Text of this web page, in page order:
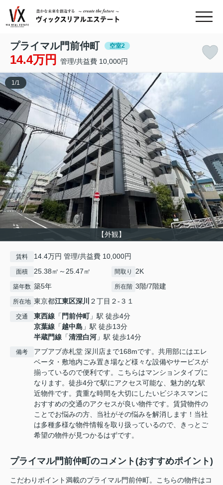
プライマル門前仲町 空室2
14.4万円 管理/共益費 10,000円
【外観】
1/1
賃料 14.4万円 管理/共益費 10,000円
面積 25.38㎡～25.47㎡ 間取り 2K
築年数 築5年 所在階 3階/7階建
所在地 東京都江東区深川 ２丁目２‐３１
交通 東西線 「 門前仲町」駅 徒歩4分
京葉線 「越中島 」駅 徒歩13分
半蔵門線 「清澄白河 」駅 徒歩14分
備考
アブアブ赤札堂 深川店まで168mです。共用部にはエレ
ベータ・敷地内ごみ置き場など様々な設備やサービスが
揃っているので便利です。こちらはマンションタイプに
なります。徒歩4分で駅にアクセス可能な、魅力的な駅
近物件です。貴重な時間を大切にしたいビジネスマンに
おすすめの交通のアクセスが良い物件です。賃貸物件の
ことでお悩みの方、当社がその悩みを解消します！当社
は多種多様な物件情報を取り扱っているので、きっとご
希望の物件が見つかるはずです。
プライマル門前仲町のコメント(おすすめポイント)
こだわりポイント満載のプライマル門前仲町。こちらの物件はコ